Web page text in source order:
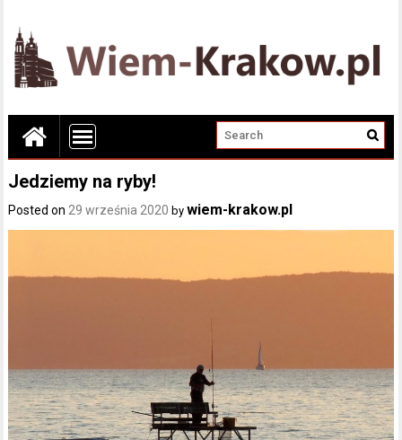
Jedziemy na ryby!
Posted on 29 września 2020 bywiem-krakow.pl